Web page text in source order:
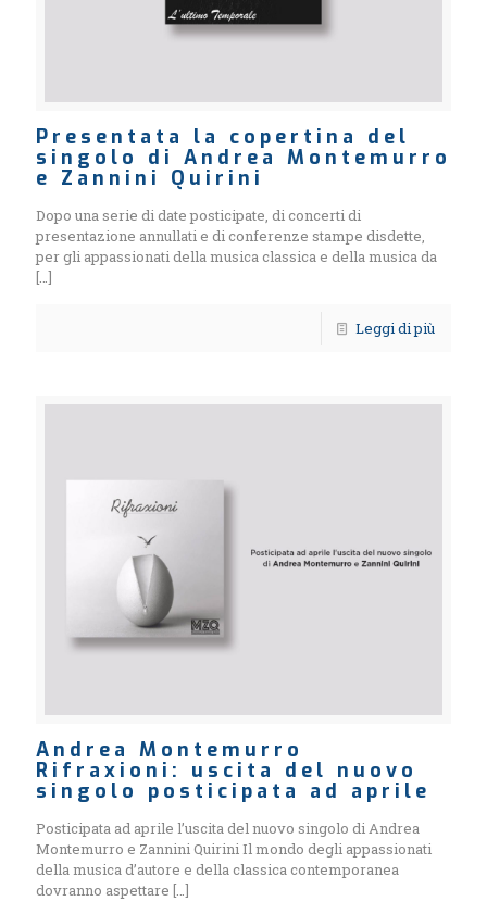
Presentata la copertina del
singolo di Andrea Montemurro
e Zannini Quirini
Dopo una serie di date posticipate, di concerti di
presentazione annullati e di conferenze stampe disdette,
per gli appassionati della musica classica e della musica da
[…]
Leggi di più
Andrea Montemurro
Rifraxioni: uscita del nuovo
singolo posticipata ad aprile
Posticipata ad aprile l’uscita del nuovo singolo di Andrea
Montemurro e Zannini Quirini Il mondo degli appassionati
della musica d’autore e della classica contemporanea
dovranno aspettare […]